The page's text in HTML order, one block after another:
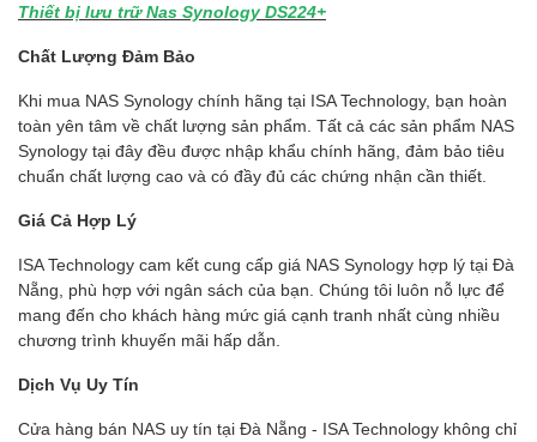
Thiết bị lưu trữ Nas Synology DS224+
Chất Lượng Đảm Bảo
Khi mua NAS Synology chính hãng tại ISA Technology, bạn hoàn
toàn yên tâm về chất lượng sản phẩm. Tất cả các sản phẩm NAS
Synology tại đây đều được nhập khẩu chính hãng, đảm bảo tiêu
chuẩn chất lượng cao và có đầy đủ các chứng nhận cần thiết.
Giá Cả Hợp Lý
ISA Technology cam kết cung cấp giá NAS Synology hợp lý tại Đà
Nẵng, phù hợp với ngân sách của bạn. Chúng tôi luôn nỗ lực để
mang đến cho khách hàng mức giá cạnh tranh nhất cùng nhiều
chương trình khuyến mãi hấp dẫn.
Dịch Vụ Uy Tín
Cửa hàng bán NAS uy tín tại Đà Nẵng - ISA Technology không chỉ